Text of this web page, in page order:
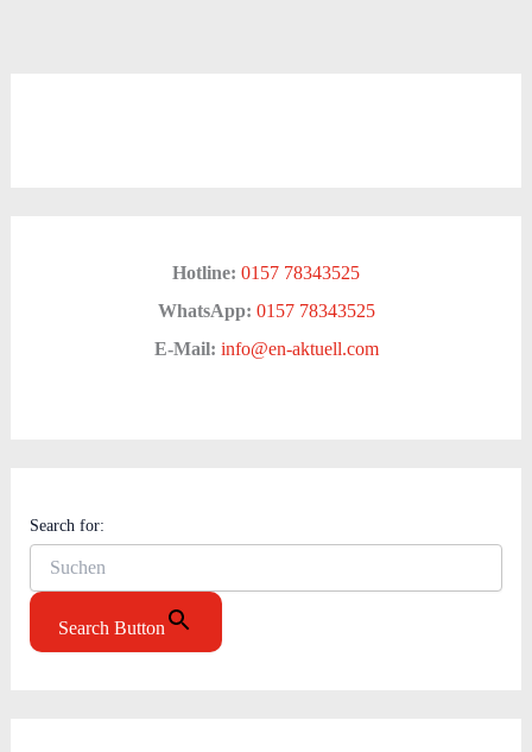
Hotline: 0157 78343525
WhatsApp: 0157 78343525
E-Mail: info@en-aktuell.com
Search for:
Search Button